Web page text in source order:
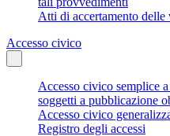
Atti di accertamento delle
Accesso civico
Accesso civico semplice
soggetti a pubblicazione
Accesso civico
Registro degli accessi